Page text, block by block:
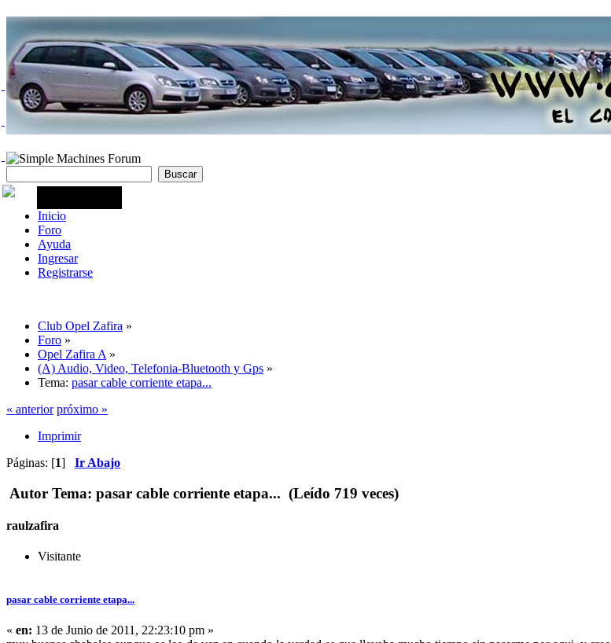
Inicio
Foro
Ayuda
Ingresar
Registrarse
Club Opel Zafira »
Foro »
Opel Zafira A »
(A) Audio, Video, Telefonia-Bluetooth y Gps »
Tema: pasar cable corriente etapa...
« anterior próximo »
Imprimir
Páginas: [1] Ir Abajo
Autor Tema: pasar cable corriente etapa... (Leído 719 veces)
raulzafira
Visitante
pasar cable corriente etapa...
« en: 13 de Junio de 2011, 22:23:10 pm »